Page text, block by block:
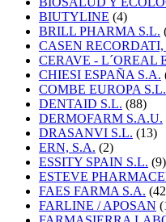
BIUTYLINE (4)
BRILL PHARMA S.L.
CASEN RECORDATI,
CERAVE - L´OREAL
CHIESI ESPAÑA S.A.
COMBE EUROPA S.L.
DENTAID S.L. (88)
DERMOFARM S.A.U.
DRASANVI S.L. (13)
ERN, S.A. (2)
ESSITY SPAIN S.L. (9)
ESTEVE
FAES FARMA S.A.
FARLINE / APOSAN